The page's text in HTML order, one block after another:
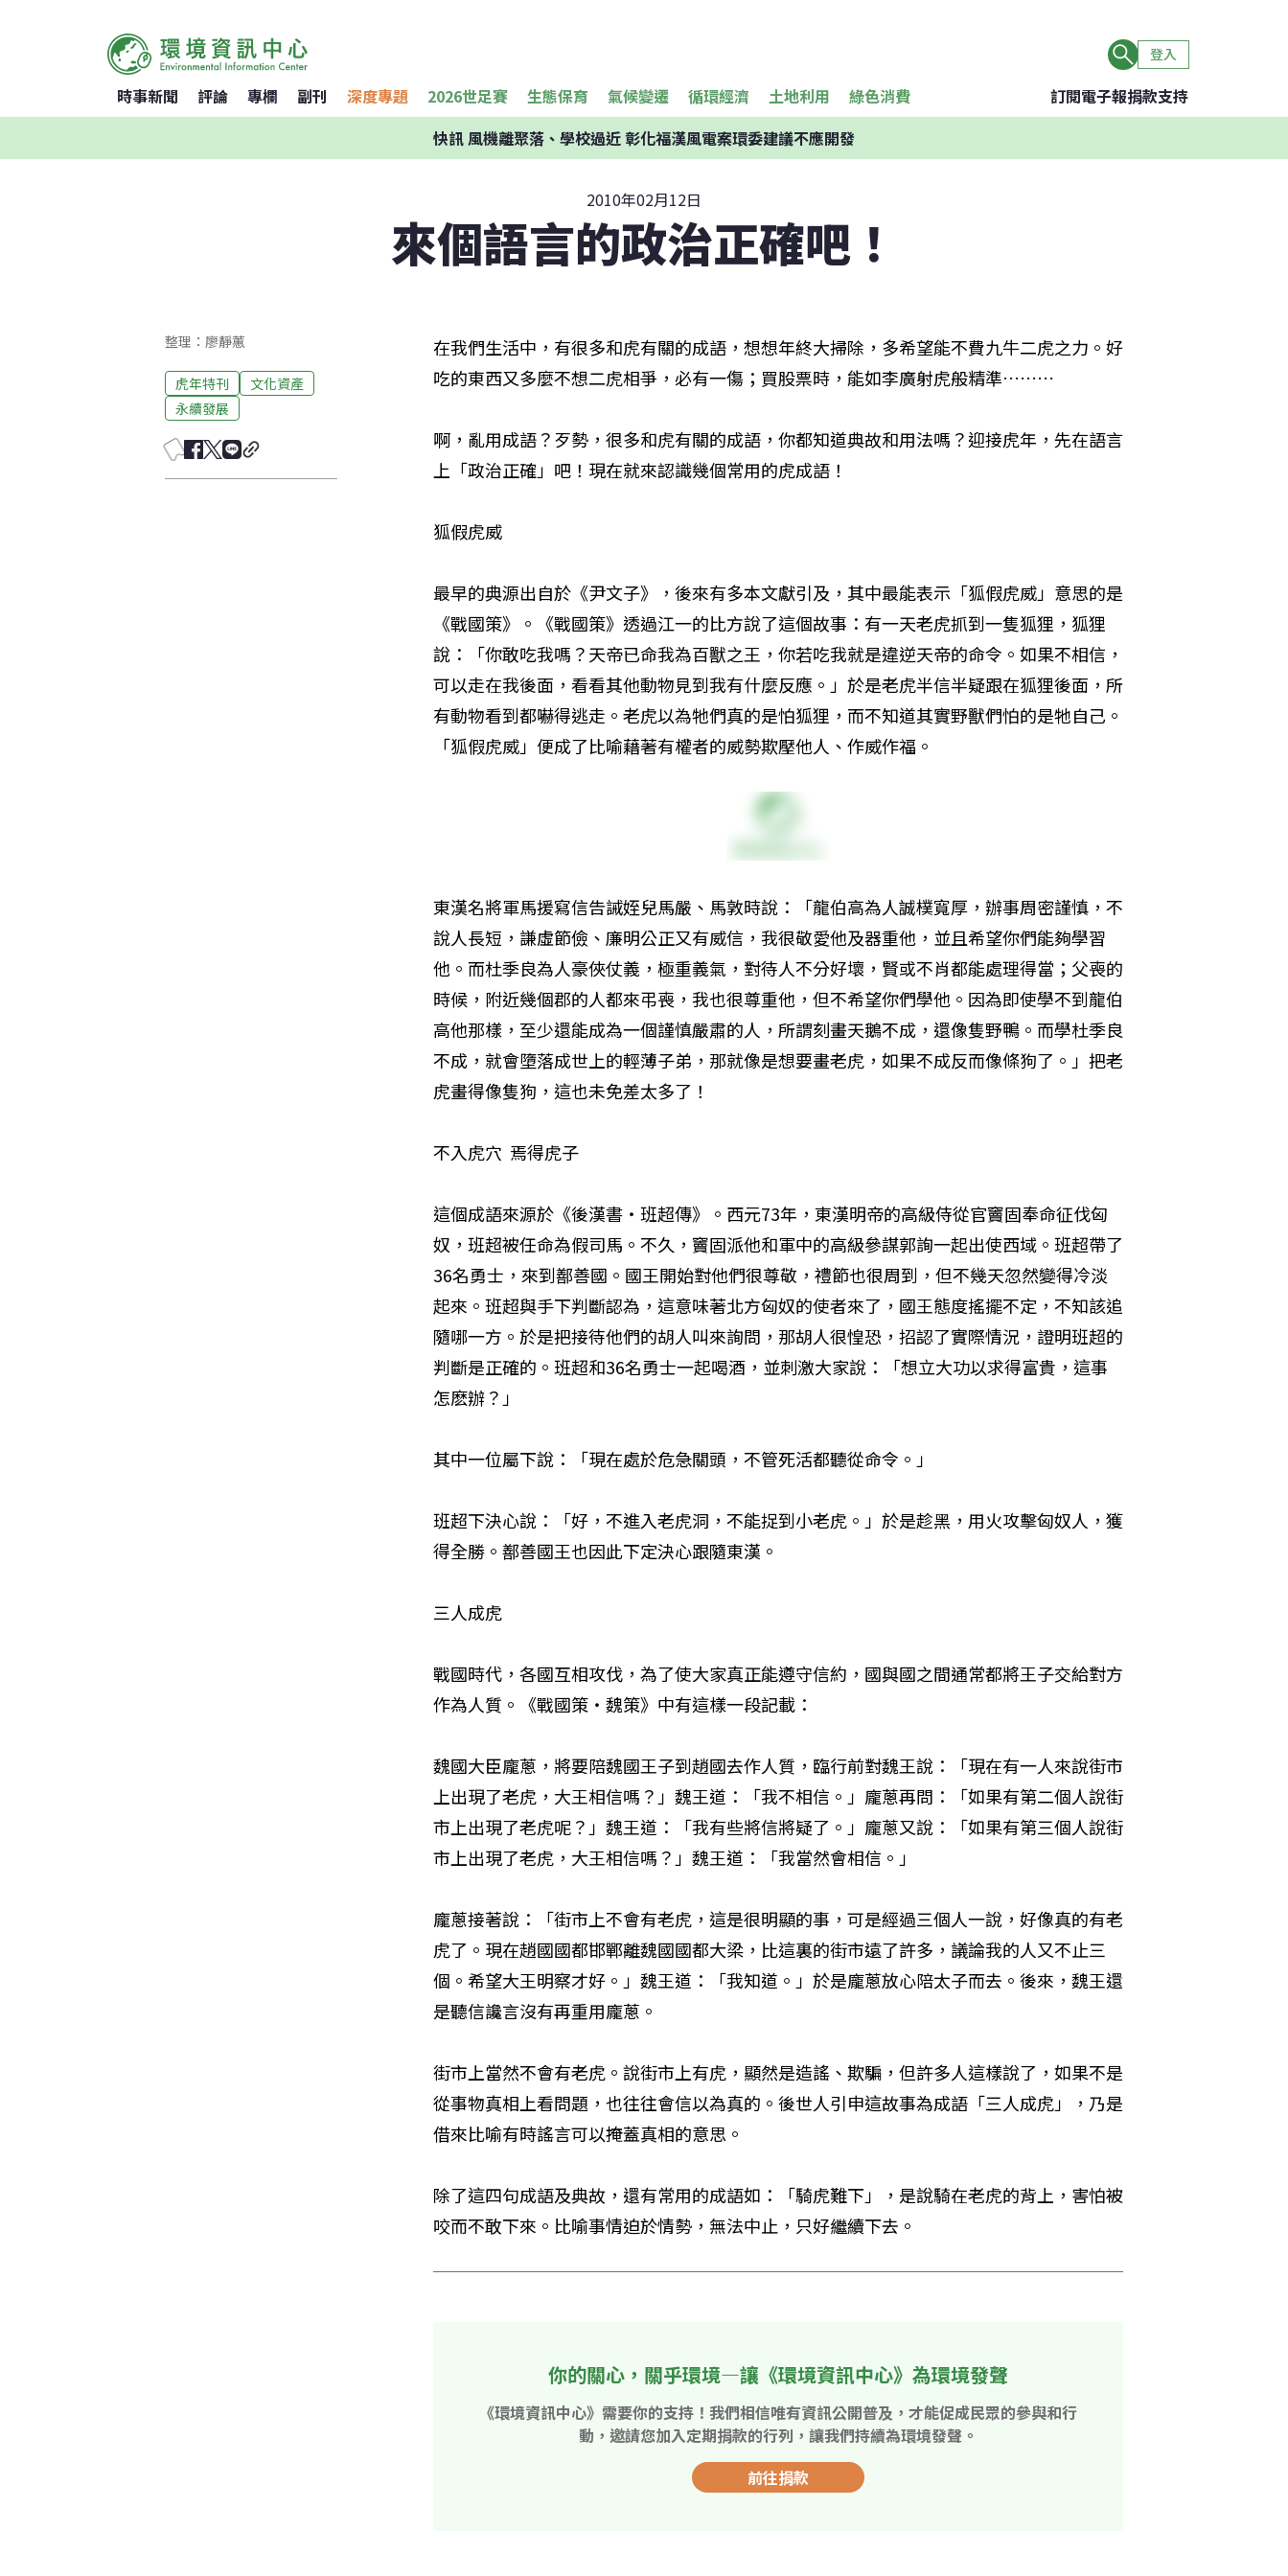
登入
時事新聞 評論 專欄 副刊 深度專題 2026世足賽 生態保育 氣候變遷 循環經濟 土地利用 綠色消費 訂閱電子報捐款支持
快訊風機離聚落、學校過近 彰化福漢風電案環委建議不應開發
2010年02月12日
來個語言的政治正確吧！
整理：廖靜蕙
虎年特刊
文化資產
永續發展
在我們生活中，有很多和虎有關的成語，想想年終大掃除，多希望能不費九牛二虎之力。好
吃的東西又多麼不想二虎相爭，必有一傷；買股票時，能如李廣射虎般精準………
啊，亂用成語？歹勢，很多和虎有關的成語，你都知道典故和用法嗎？迎接虎年，先在語言
上「政治正確」吧！現在就來認識幾個常用的虎成語！
狐假虎威
最早的典源出自於《尹文子》，後來有多本文獻引及，其中最能表示「狐假虎威」意思的是
《戰國策》。《戰國策》透過江一的比方說了這個故事：有一天老虎抓到一隻狐狸，狐狸
說：「你敢吃我嗎？天帝已命我為百獸之王，你若吃我就是違逆天帝的命令。如果不相信，
可以走在我後面，看看其他動物見到我有什麼反應。」於是老虎半信半疑跟在狐狸後面，所
有動物看到都嚇得逃走。老虎以為牠們真的是怕狐狸，而不知道其實野獸們怕的是牠自己。
「狐假虎威」便成了比喻藉著有權者的威勢欺壓他人、作威作福。
東漢名將軍馬援寫信告誡姪兒馬嚴、馬敦時說：「龍伯高為人誠樸寬厚，辦事周密謹慎，不
說人長短，謙虛節儉、廉明公正又有威信，我很敬愛他及器重他，並且希望你們能夠學習
他。而杜季良為人豪俠仗義，極重義氣，對待人不分好壞，賢或不肖都能處理得當；父喪的
時候，附近幾個郡的人都來弔喪，我也很尊重他，但不希望你們學他。因為即使學不到龍伯
高他那樣，至少還能成為一個謹慎嚴肅的人，所謂刻畫天鵝不成，還像隻野鴨。而學杜季良
不成，就會墮落成世上的輕薄子弟，那就像是想要畫老虎，如果不成反而像條狗了。」把老
虎畫得像隻狗，這也未免差太多了！
不入虎穴  焉得虎子
這個成語來源於《後漢書‧班超傳》。西元73年，東漢明帝的高級侍從官竇固奉命征伐匈
奴，班超被任命為假司馬。不久，竇固派他和軍中的高級參謀郭詢一起出使西域。班超帶了
36名勇士，來到鄯善國。國王開始對他們很尊敬，禮節也很周到，但不幾天忽然變得冷淡
起來。班超與手下判斷認為，這意味著北方匈奴的使者來了，國王態度搖擺不定，不知該追
隨哪一方。於是把接待他們的胡人叫來詢問，那胡人很惶恐，招認了實際情況，證明班超的
判斷是正確的。班超和36名勇士一起喝酒，並刺激大家說：「想立大功以求得富貴，這事
怎麽辦？」
其中一位屬下說：「現在處於危急關頭，不管死活都聽從命令。」
班超下決心說：「好，不進入老虎洞，不能捉到小老虎。」於是趁黑，用火攻擊匈奴人，獲
得全勝。鄯善國王也因此下定決心跟隨東漢。
三人成虎
戰國時代，各國互相攻伐，為了使大家真正能遵守信約，國與國之間通常都將王子交給對方
作為人質。《戰國策‧魏策》中有這樣一段記載：
魏國大臣龐蔥，將要陪魏國王子到趙國去作人質，臨行前對魏王說：「現在有一人來說街市
上出現了老虎，大王相信嗎？」魏王道：「我不相信。」龐蔥再問：「如果有第二個人說街
市上出現了老虎呢？」魏王道：「我有些將信將疑了。」龐蔥又說：「如果有第三個人說街
市上出現了老虎，大王相信嗎？」魏王道：「我當然會相信。」
龐蔥接著說：「街市上不會有老虎，這是很明顯的事，可是經過三個人一說，好像真的有老
虎了。現在趙國國都邯鄲離魏國國都大梁，比這裏的街市遠了許多，議論我的人又不止三
個。希望大王明察才好。」魏王道：「我知道。」於是龐蔥放心陪太子而去。後來，魏王還
是聽信讒言沒有再重用龐蔥。
街市上當然不會有老虎。說街市上有虎，顯然是造謠、欺騙，但許多人這樣說了，如果不是
從事物真相上看問題，也往往會信以為真的。後世人引申這故事為成語「三人成虎」，乃是
借來比喻有時謠言可以掩蓋真相的意思。
除了這四句成語及典故，還有常用的成語如：「騎虎難下」，是說騎在老虎的背上，害怕被
咬而不敢下來。比喻事情迫於情勢，無法中止，只好繼續下去。
你的關心，關乎環境—讓《環境資訊中心》為環境發聲
《環境資訊中心》需要你的支持！我們相信唯有資訊公開普及，才能促成民眾的參與和行
動，邀請您加入定期捐款的行列，讓我們持續為環境發聲。
前往捐款